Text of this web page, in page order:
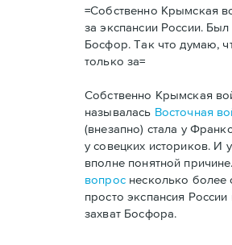
=Собственно Крымская
за экспансии России. Был
Босфор. Так что думаю,
только за=
Собственно Крымская
называлась Восточная
(внезапно) стала у
у совецких историков. И
вполне понятной
вопроснесколько более
просто экспансия
захват Босфора.